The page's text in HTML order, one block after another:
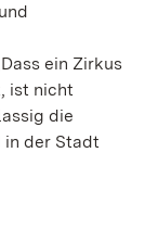
ein Zirkus
ist nicht
die
in der Stadt